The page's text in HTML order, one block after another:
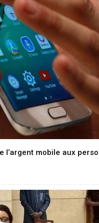
l’argent mobile aux